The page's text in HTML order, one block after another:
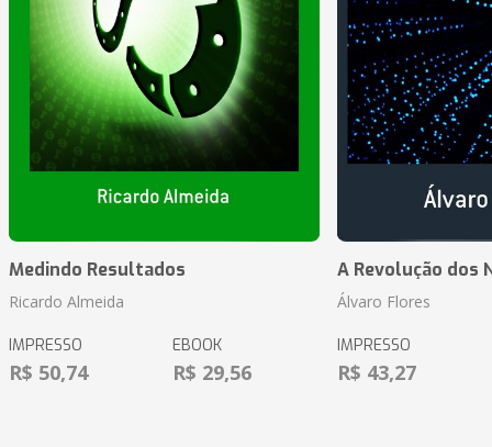
Medindo Resultados
Ricardo Almeida
IMPRESSO
R$ 50,74
EBOOK
R$ 29,56
A Revolução dos
Álvaro Flores
IMPRESSO
R$ 43,27